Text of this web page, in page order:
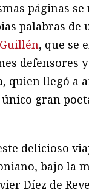
páginas se
palabras de
, que se
defensores
quien llegó a
gran
delicioso
bajo la
Díez de